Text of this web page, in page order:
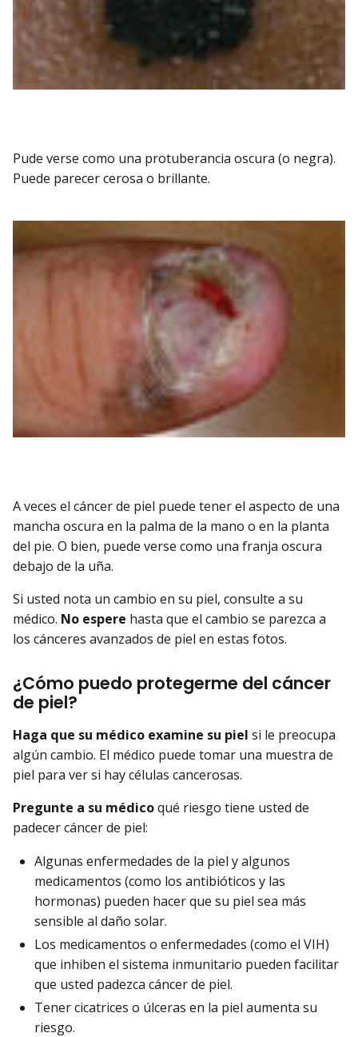
Pude verse como una protuberancia oscura (o negra).
Puede parecer cerosa o brillante.
A veces el cáncer de piel puede tener el aspecto de una
mancha oscura en la palma de la mano o en la planta
del pie. O bien, puede verse como una franja oscura
debajo de la uña.
Si usted nota un cambio en su piel, consulte a su
médico. No espere hasta que el cambio se parezca a
los cánceres avanzados de piel en estas fotos.
¿Cómo puedo protegerme del cáncer
de piel?
Haga que su médico examine su piel si le preocupa
algún cambio. El médico puede tomar una muestra de
piel para ver si hay células cancerosas.
Pregunte a su médicoqué riesgo tiene usted de
padecer cáncer de piel:
Algunas enfermedades de la piel y algunos
medicamentos (como los antibióticos y las
hormonas) pueden hacer que su piel sea más
sensible al daño solar.
Los medicamentos o enfermedades (como el VIH)
que inhiben el sistema inmunitario pueden facilitar
que usted padezca cáncer de piel.
Tener cicatrices o úlceras en la piel aumenta su
riesgo.